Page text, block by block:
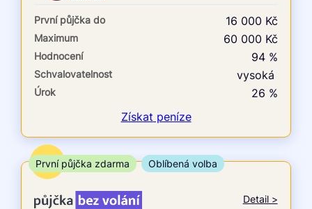
První půjčka zdarma
–
ano
ne
ano
ne
V exekuci
První půjčka do 16 000 Kč
Maximum 60 000 Kč
Hodnocení 94 %
Schvalovatelnost vysoká
Úrok
26 %
Získat peníze
TOP
První půjčka zdarma Oblíbená volba
Detail >